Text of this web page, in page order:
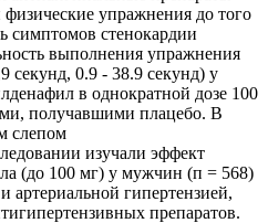
упражнения до того
симптомов стенокардии
выполнения упражнения
секунд, 0.9 - 38.9 секунд) у
в однократной дозе 100
получавшими плацебо. В
слепом
изучали эффект
(до 100 мг) у мужчин (п = 568)
артериальной гипертензией,
препаратов.